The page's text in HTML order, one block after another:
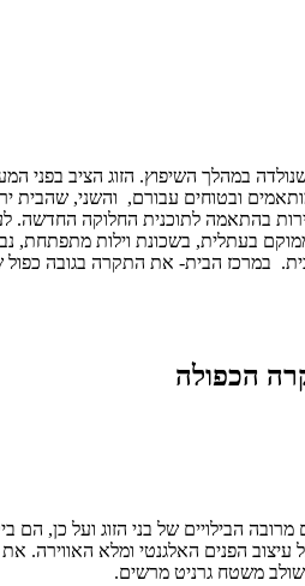
מותאמים ובטוחים עבורם, והשני,
בהתאמה לתוכנית החלוקה החדשה.
בעתלית, בשכונת וילות מתפתחת,
במרכז הבית- את התקרה בגובה
הכפולה
הבילויים של בני הזוג ועל כן,
עיצוב הפנים האלגנטי ומלא